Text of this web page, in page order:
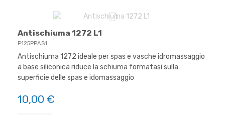
Antischiuma 1272 L1
P125PPAS1
Antischiuma 1272 ideale per spas e vasche idromassaggio
a base siliconica riduce la schiuma formatasi sulla
superficie delle spas e idomassaggio
10,00 €